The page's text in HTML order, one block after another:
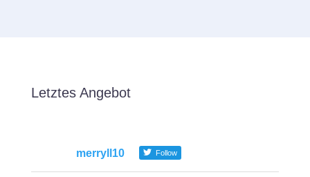
Letztes Angebot
merryll10 Follow